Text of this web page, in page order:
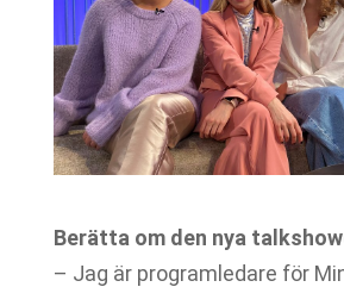
Berätta om den nya
– Jag är programledare för